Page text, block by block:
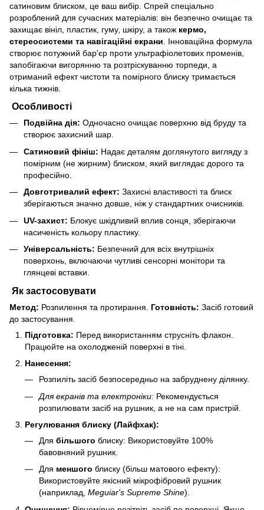
сатиновим блиском, це ваш вибір. Спрей спеціально
розроблений для сучасних матеріалів: він безпечно очищає та
захищає вініл, пластик, гуму, шкіру, а також кермо,
стереосистеми та навігаційні екрани . Інноваційна формула
створює потужний бар'єр проти ультрафіолетових променів,
запобігаючи вигорянню та розтріскуванню торпеди, а
отриманий ефект чистоти та помірного блиску тримається
кілька тижнів.
Особливості
Подвійна дія: Одночасно очищає поверхню від бруду та
створює захисний шар.
Сатиновий фініш: Надає деталям доглянутого вигляду з
помірним (не жирним) блиском, який виглядає дорого та
професійно.
Довготривалий ефект: Захисні властивості та блиск
зберігаються значно довше, ніж у стандартних очисників.
UV-захист: Блокує шкідливий вплив сонця, зберігаючи
насиченість кольору пластику.
Універсальність: Безпечний для всіх внутрішніх
поверхонь, включаючи чутливі сенсорні монітори та
глянцеві вставки.
Як застосовувати
Метод: Розпилення та протирання. Готовність: Засіб готовий
до застосування.
Підготовка: Перед використанням струсніть флакон.
Працюйте на охолодженій поверхні в тіні.
Нанесення:
Розпиліть засіб безпосередньо на забруднену ділянку.
Для екранів та електроніки: Рекомендується
розпилювати засіб на рушник, а не на сам пристрій.
Регулювання блиску (Лайфхак):
Для більшого блиску: Використовуйте 100%
бавовняний рушник.
Для меншого блиску (більш матового ефекту):
Використовуйте якісний мікрофібровий рушник
(наприклад, Meguiar's Supreme Shine).